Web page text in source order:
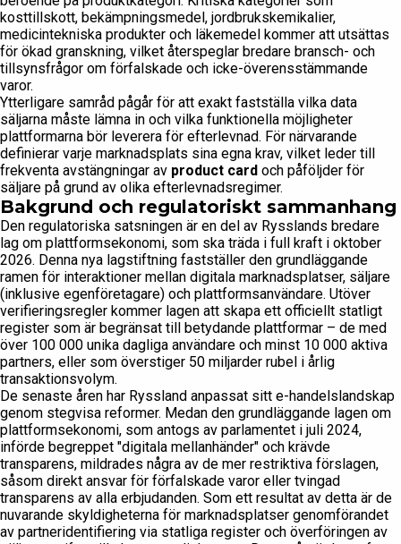
kosttillskott, bekämpningsmedel, jordbrukskemikalier,
medicintekniska produkter och läkemedel kommer att utsättas
för ökad granskning, vilket återspeglar bredare bransch- och
tillsynsfrågor om förfalskade och icke-överensstämmande
varor.
Ytterligare samråd pågår för att exakt fastställa vilka data
säljarna måste lämna in och vilka funktionella möjligheter
plattformarna bör leverera för efterlevnad. För närvarande
definierar varje marknadsplats sina egna krav, vilket leder till
frekventa avstängningar av product card och påföljder för
säljare på grund av olika efterlevnadsregimer.
Bakgrund och regulatoriskt sammanhang
Den regulatoriska satsningen är en del av Rysslands bredare
lag om plattformsekonomi, som ska träda i full kraft i oktober
2026. Denna nya lagstiftning fastställer den grundläggande
ramen för interaktioner mellan digitala marknadsplatser, säljare
(inklusive egenföretagare) och plattformsanvändare. Utöver
verifieringsregler kommer lagen att skapa ett officiellt statligt
register som är begränsat till betydande plattformar – de med
över 100 000 unika dagliga användare och minst 10 000 aktiva
partners, eller som överstiger 50 miljarder rubel i årlig
transaktionsvolym.
De senaste åren har Ryssland anpassat sitt e-handelslandskap
genom stegvisa reformer. Medan den grundläggande lagen om
plattformsekonomi, som antogs av parlamentet i juli 2024,
införde begreppet "digitala mellanhänder" och krävde
transparens, mildrades några av de mer restriktiva förslagen,
såsom direkt ansvar för förfalskade varor eller tvingad
transparens av alla erbjudanden. Som ett resultat av detta är de
nuvarande skyldigheterna för marknadsplatser genomförandet
av partneridentifiering via statliga register och överföringen av